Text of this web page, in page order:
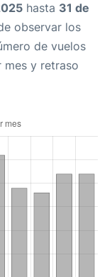
hasta 31 de
observar los
de vuelos
mes y retraso